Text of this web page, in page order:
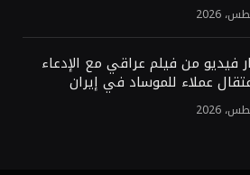
فيديو من فيلم عراقي مع الإدعاء
عملاء للموساد في إيران